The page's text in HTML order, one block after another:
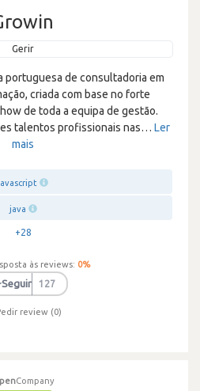
Gerir
portuguesa de consultadoria em
criada com base no forte
de toda a equipa de gestão.
talentos profissionais nas… Ler
mais
java
+28
às reviews: 0%
Seguir 127
review (0)
penCompany